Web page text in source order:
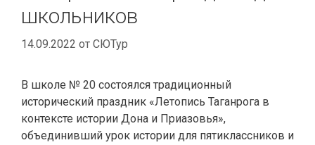
школьников
14.09.2022 от СЮТур
В школе № 20 состоялся традиционный
исторический праздник «Летопись Таганрога в
контексте истории Дона и Приазовья»,
объединивший урок истории для пятиклассников и